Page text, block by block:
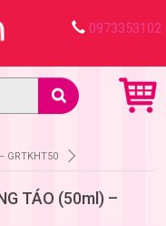
0973353102
GRTKHT50
TÁO (50ml) –